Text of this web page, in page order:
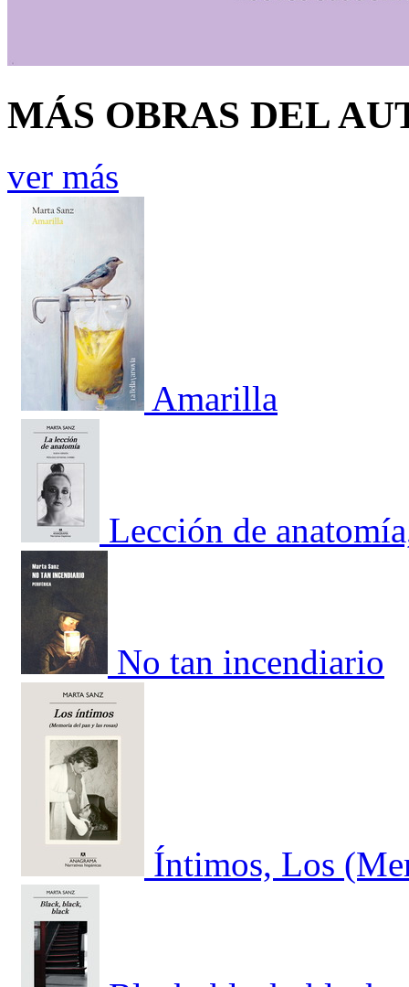
MÁS OBRAS DEL
ver más
Amarilla
Lección de
No tan incendiario
Íntimos, Los